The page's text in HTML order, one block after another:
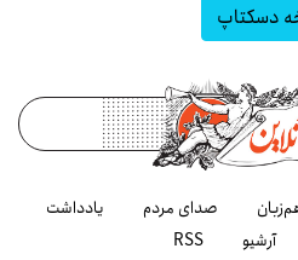
دسکتاپ
صدای مردم
یادداشت
آرشیو RSS